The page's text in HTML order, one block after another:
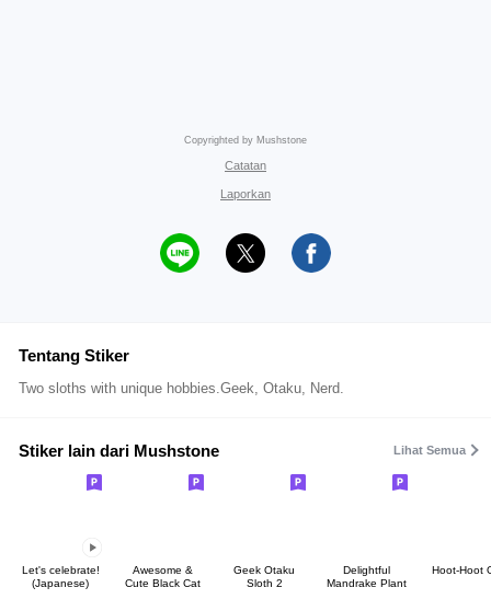
Copyrighted by Mushstone
Catatan
Laporkan
Tentang Stiker
Two sloths with unique hobbies.Geek, Otaku, Nerd.
Stiker lain dari Mushstone Lihat Semua
Let's celebrate!
(Japanese)
Awesome &
Cute Black Cat
Geek Otaku
Sloth 2
Delightful
Mandrake Plant
Hoot-Hoot